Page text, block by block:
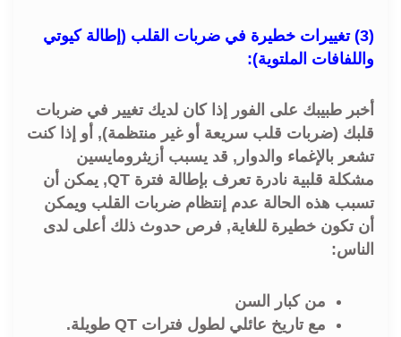
(3) تغييرات خطيرة في ضربات القلب (إطالة كيوتي
واللفافات الملتوية):
أخبر طبيبك على الفور إذا كان لديك تغيير في ضربات
قلبك (ضربات قلب سريعة أو غير منتظمة), أو إذا كنت
تشعر بالإغماء والدوار, قد يسبب أزيثرومايسين
مشكلة قلبية نادرة تعرف بإطالة فترة QT, يمكن أن
تسبب هذه الحالة عدم إنتظام ضربات القلب ويمكن
أن تكون خطيرة للغاية, فرص حدوث ذلك أعلى لدى
الناس:
من كبار السن
مع تاريخ عائلي لطول فترات QT طويلة.